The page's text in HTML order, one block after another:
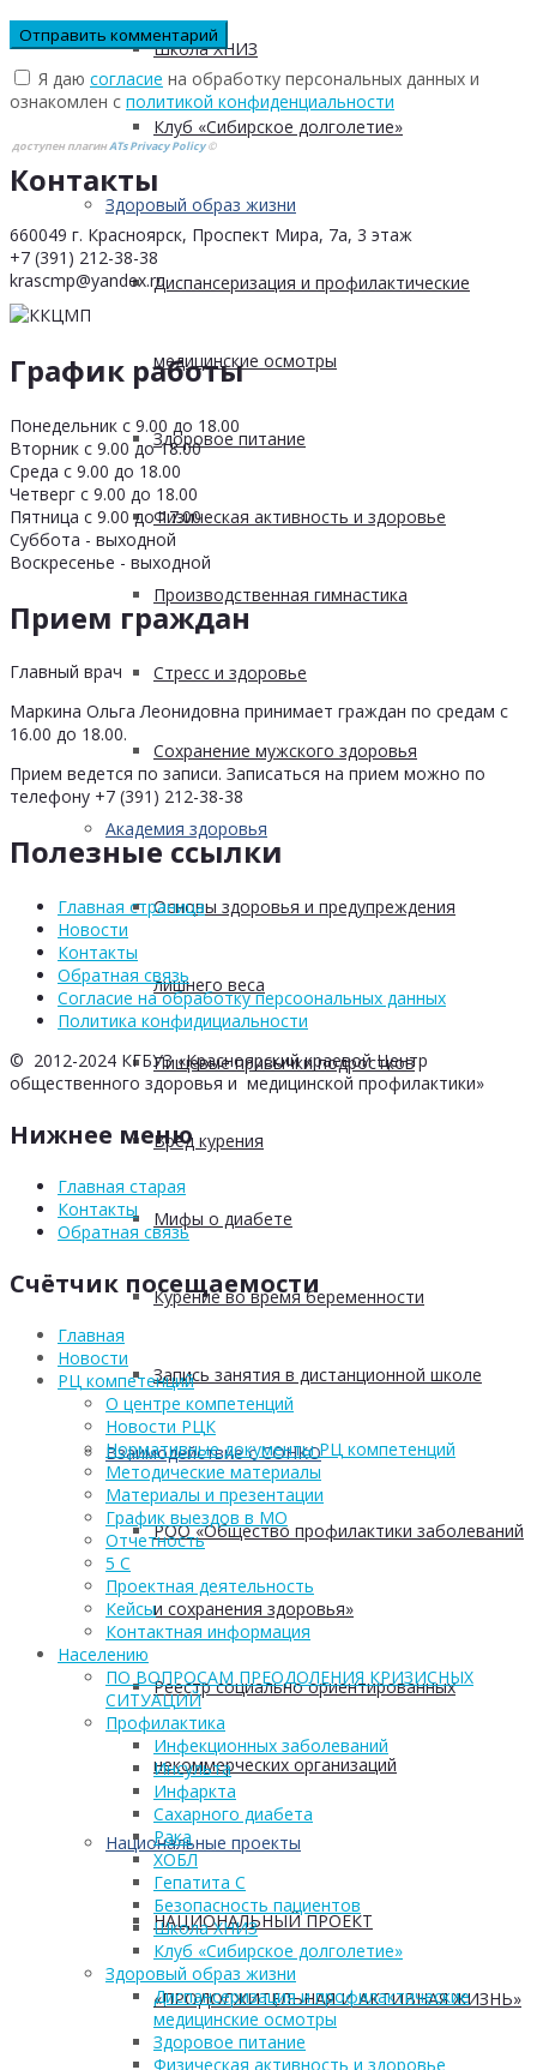
Школа ХНИЗ
Клуб «Сибирское долголетие»
Здоровый образ жизни
Диспансеризация и профилактические
медицинские осмотры
Здоровое питание
Физическая активность и здоровье
Производственная гимнастика
Стресс и здоровье
Сохранение мужского здоровья
Академия здоровья
Основы здоровья и предупреждения
лишнего веса
Пищевые привычки подростков
Вред курения
Мифы о диабете
Курение во время беременности
Запись занятия в дистанционной школе
Взаимодействие с СОНКО
РОО «Общество профилактики заболеваний
и сохранения здоровья»
Реестр социально ориентированных
некоммерческих организаций
Национальные проекты
НАЦИОНАЛЬНЫЙ ПРОЕКТ
«ПРОДОЛЖИТЕЛЬНАЯ И АКТИВНАЯ ЖИЗНЬ»
Я даю согласие на обработку персональных данных и
ознакомлен с политикой конфиденциальности
доступен плагинATs Privacy Policy©
Контакты
660049 г. Красноярск, Проспект Мира, 7а, 3 этаж
+7 (391) 212-38-38
krascmp@yandex.ru
График работы
Понедельник с 9.00 до 18.00
Вторник с 9.00 до 18.00
Среда с 9.00 до 18.00
Четверг с 9.00 до 18.00
Пятница с 9.00 до 17.00
Суббота - выходной
Воскресенье - выходной
Прием граждан
Главный врач
Маркина Ольга Леонидовна принимает граждан по средам с
16.00 до 18.00.
Прием ведется по записи. Записаться на прием можно по
телефону +7 (391) 212-38-38
Полезные ссылки
Главная страница
Новости
Контакты
Обратная связь
Согласие на обработку персоональных данных
Политика конфидициальности
© 2012-2024 КГБУЗ «Красноярский краевой Центр
общественного здоровья и медицинской профилактики»
Нижнее меню
Главная старая
Контакты
Обратная связь
Счётчик посещаемости
Главная
Новости
РЦ компетенций
О центре компетенций
Новости РЦК
Нормативные документы РЦ компетенций
Методические материалы
Материалы и презентации
График выездов в МО
Отчетность
5 С
Проектная деятельность
Кейсы
Контактная информация
Населению
ПО ВОПРОСАМ ПРЕОДОЛЕНИЯ КРИЗИСНЫХ
СИТУАЦИЙ
Профилактика
Инфекционных заболеваний
Инсульта
Инфаркта
Сахарного диабета
Рака
ХОБЛ
Гепатита С
Безопасность пациентов
Школа ХНИЗ
Клуб «Сибирское долголетие»
Здоровый образ жизни
Диспансеризация и профилактические
медицинские осмотры
Здоровое питание
Физическая активность и здоровье